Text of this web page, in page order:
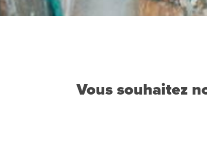
Vous souhaitez